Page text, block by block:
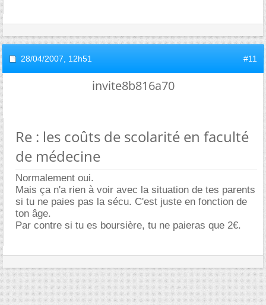
28/04/2007, 12h51 #11
invite8b816a70
Re : les coûts de scolarité en faculté
de médecine
Normalement oui.
Mais ça n'a rien à voir avec la situation de tes parents
si tu ne paies pas la sécu. C'est juste en fonction de
ton âge.
Par contre si tu es boursière, tu ne paieras que 2€.